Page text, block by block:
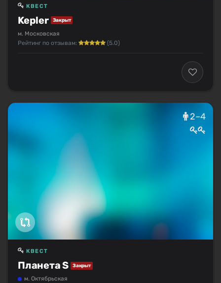
Kepler Закрыт
КВЕСТ
м. Московская
Рейтинг по отзывам:
(5.0)
2–4
Планета S Закрыт
КВЕСТ
м. Октябрьская